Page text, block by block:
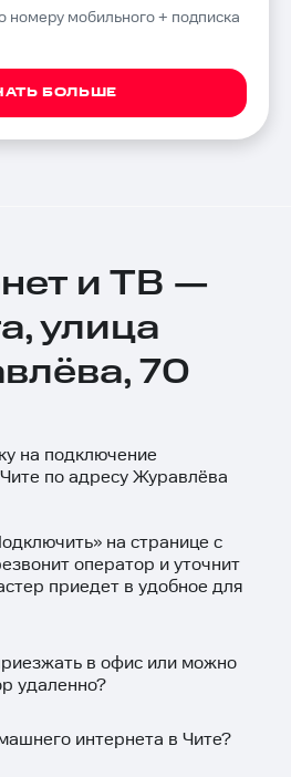
номеру мобильного + подписка
БОЛЬШЕ
и ТВ —
улица
70
на подключение
по адресу Журавлёва
» на странице с
оператор и уточнит
приедет в удобное для
в офис или можно
удаленно?
интернета в Чите?